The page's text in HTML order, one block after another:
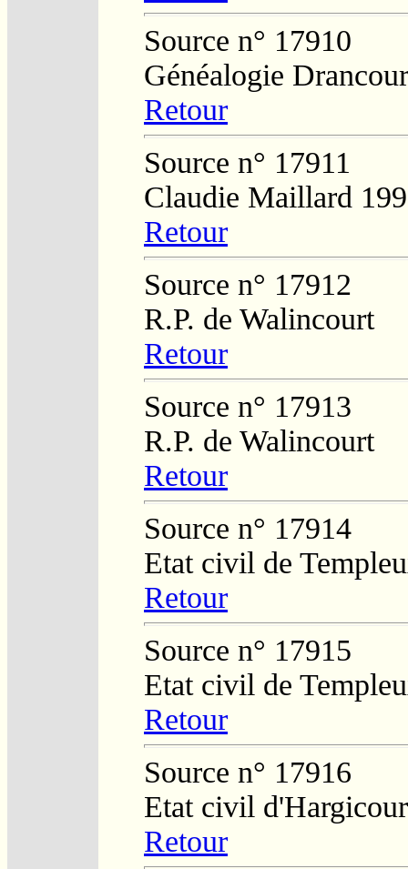
Source n° 17910
Généalogie
Retour
Source n° 17911
Claudie Maillard
Retour
Source n° 17912
R.P. de Walincourt
Retour
Source n° 17913
R.P. de Walincourt
Retour
Source n° 17914
Etat civil de
Retour
Source n° 17915
Etat civil de
Retour
Source n° 17916
Etat civil
Retour